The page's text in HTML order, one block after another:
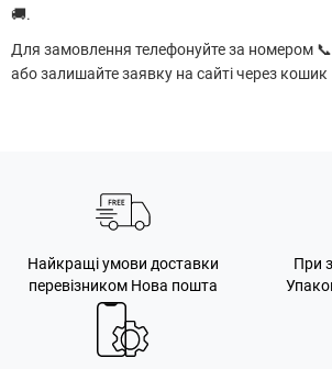
🚚.
Для замовлення телефонуйте за номером
або залишайте заявку на сайті через кошик
Найкращі умови доставки
перевізником Нова пошта
При